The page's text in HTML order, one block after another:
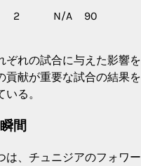
2 N/A 90
ぞれの試合に与えた影響を
貢献が重要な試合の結果を
る。
間
は、チュニジアのフォワー